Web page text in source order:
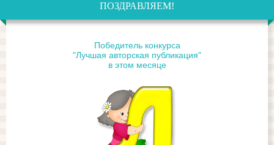
ПОЗДРАВЛЯЕМ!
Победитель конкурса
"Лучшая авторская публикация"
в этом месяце